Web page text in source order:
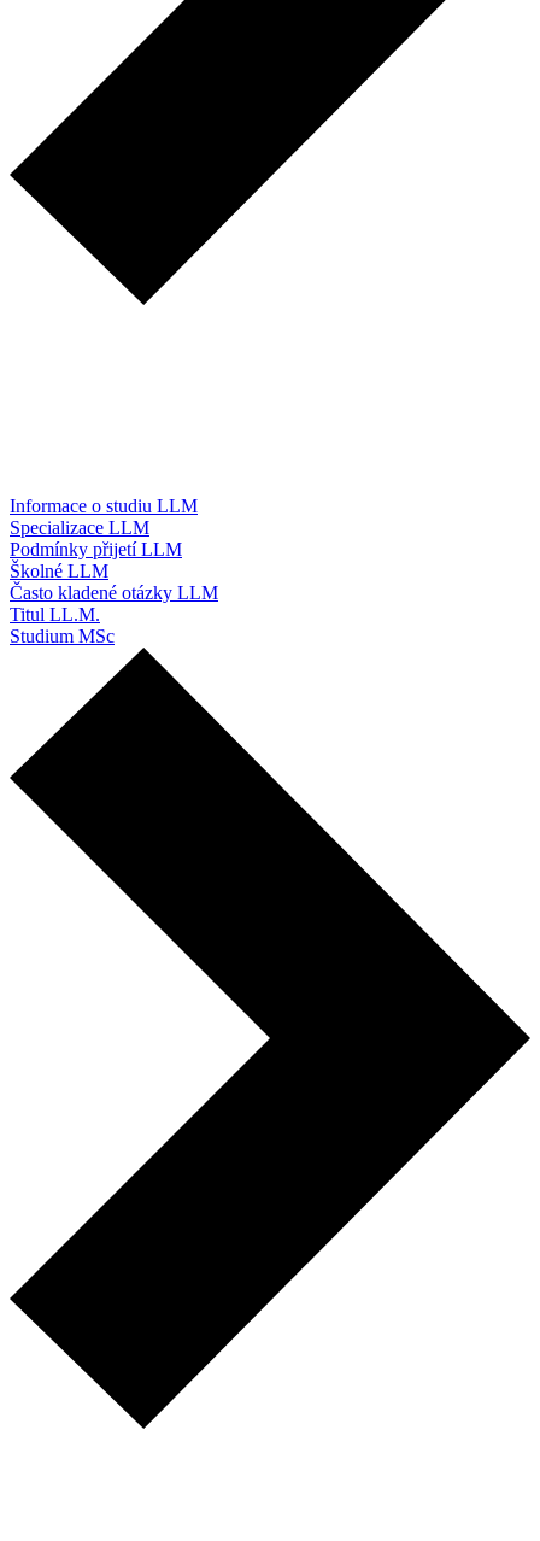
Informace o studiu LLM
Specializace LLM
Podmínky přijetí LLM
Školné LLM
Často kladené otázky LLM
Titul LL.M.
Studium MSc